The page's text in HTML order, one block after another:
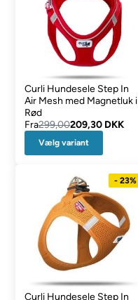
Curli Hundesele Step In
Air Mesh med Magnetluk i
Rød
Fra299,00209,30 DKK
Vælg variant
- 23%
Curli Hundesele Step In